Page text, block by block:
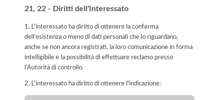
21, 22 - Diritti dell'Interessato
1. L'interessato ha diritto di ottenere la conferma
dell'esistenza o meno di dati personali che lo riguardano,
anche se non ancora registrati, la loro comunicazione in forma
intelligibile e la possibilità di effettuare reclamo presso
l’Autorità di controllo.
2. L'interessato ha diritto di ottenere l'indicazione: